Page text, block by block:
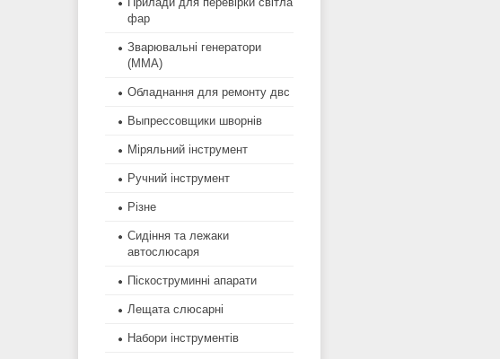
фар
Зварювальні генератори
(MMA)
Обладнання для ремонту двс
Выпрессовщики шворнів
Міряльний інструмент
Ручний інструмент
Різне
Сидіння та лежаки
автослюсаря
Піскоструминні апарати
Лещата слюсарні
Набори інструментів